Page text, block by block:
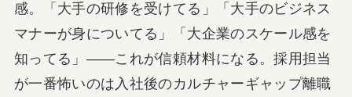
感。「大手の研修を受けてる」「大手のビジネス
マナーが身についてる」「大企業のスケール感を
知ってる」――これが信頼材料になる。採用担当
が一番怖いのは入社後のカルチャーギャップ離職